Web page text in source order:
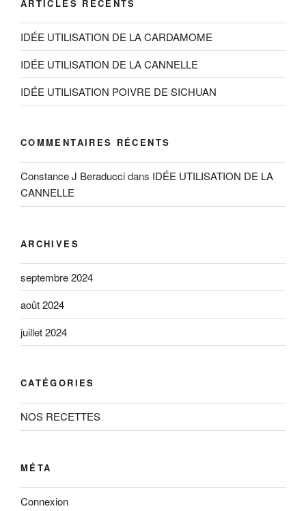
ARTICLES RÉCENTS
IDÉE UTILISATION DE LA CARDAMOME
IDÉE UTILISATION DE LA CANNELLE
IDÉE UTILISATION POIVRE DE SICHUAN
COMMENTAIRES RÉCENTS
Constance J Beraduccidans IDÉE UTILISATION DE LA
CANNELLE
ARCHIVES
septembre 2024
août 2024
juillet 2024
CATÉGORIES
NOS RECETTES
MÉTA
Connexion